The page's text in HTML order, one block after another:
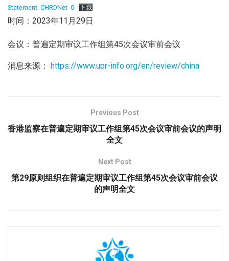
Statement_CHRDNet_0
下载
时间：2023年11月29日
会议：普遍定期审议工作组第45次会议审前会议
消息来源： https://www.upr-info.org/en/review/china
Previous Post
香港监察在普遍定期审议工作组第45次会议审前会议的声明
全文
Next Post
第29原则组织在普遍定期审议工作组第45次会议审前会议
的声明全文